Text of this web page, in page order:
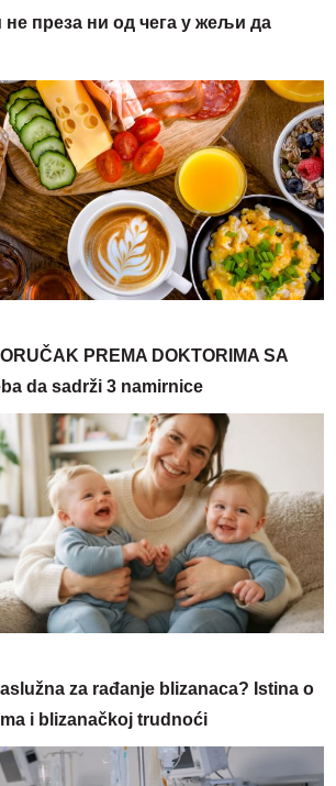
не преза ни од чега у жељи да
PREMA DOKTORIMA SA
da sadrži 3 namirnice
za rađanje blizanaca? Istina o
i blizanačkoj trudnoći